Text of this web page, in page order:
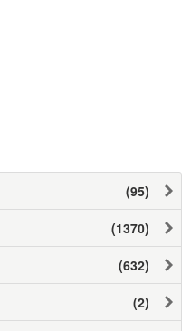
(95)
(1370)
(632)
(2)